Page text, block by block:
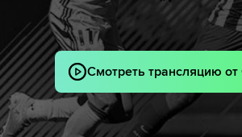
Виталий Лисакович
Герман Барковский
83´
Смотреть трансляцию от